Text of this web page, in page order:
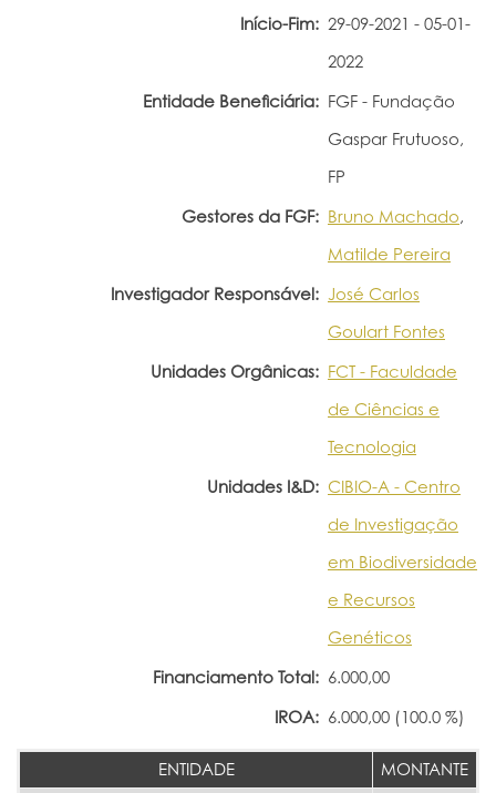
Início-Fim: 29-09-2021 - 05-01-
2022
Entidade Beneficiária: FGF - Fundação
Gaspar Frutuoso,
FP
Gestores da FGF: Bruno Machado,
Matilde Pereira
Investigador Responsável: José Carlos
Goulart Fontes
Unidades Orgânicas: FCT - Faculdade
de Ciências e
Tecnologia
Unidades I&D: CIBIO-A - Centro
de Investigação
em Biodiversidade
e Recursos
Genéticos
Financiamento Total: 6.000,00
IROA: 6.000,00 (100.0 %)
ENTIDADE
MONTANTE